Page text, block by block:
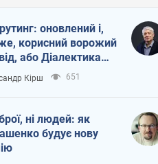
оновлений і,
корисний ворожий
або Діалектика
боягузтва
Кірш 651
ні людей: як
будує нову